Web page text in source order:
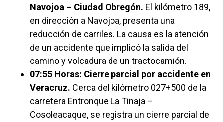
Navojoa – Ciudad Obregón. El kilómetro 189,
en dirección a Navojoa, presenta una
reducción de carriles. La causa es la atención
de un accidente que implicó la salida del
camino y volcadura de un tractocamión.
07:55 Horas: Cierre parcial por accidente en
Veracruz. Cerca del kilómetro 027+500 de la
carretera Entronque La Tinaja –
Cosoleacaque, se registra un cierre parcial de